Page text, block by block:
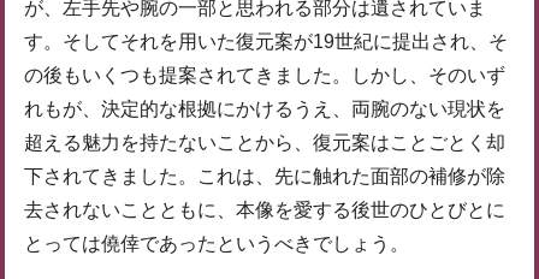
が、左手先や腕の一部と思われる部分は遺されていま
す。そしてそれを用いた復元案が19世紀に提出され、そ
の後もいくつも提案されてきました。しかし、そのいず
れもが、決定的な根拠にかけるうえ、両腕のない現状を
超える魅力を持たないことから、復元案はことごとく却
下されてきました。これは、先に触れた面部の補修が除
去されないことともに、本像を愛する後世のひとびとに
とっては僥倖であったというべきでしょう。